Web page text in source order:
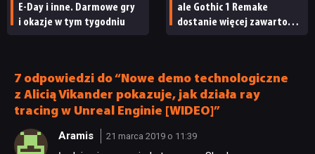
E-Day i inne. Darmowe gry
i okazje w tym tygodniu
ale Gothic 1 Remake
dostanie więcej zawartości.
7 odpowiedzi do “Nowe demo technologiczne
z Alicią Vikander pokazuje, jak działa ray
tracing w Unreal Enginie [WIDEO]”
Aramis 21 marca 2019 o 11:39